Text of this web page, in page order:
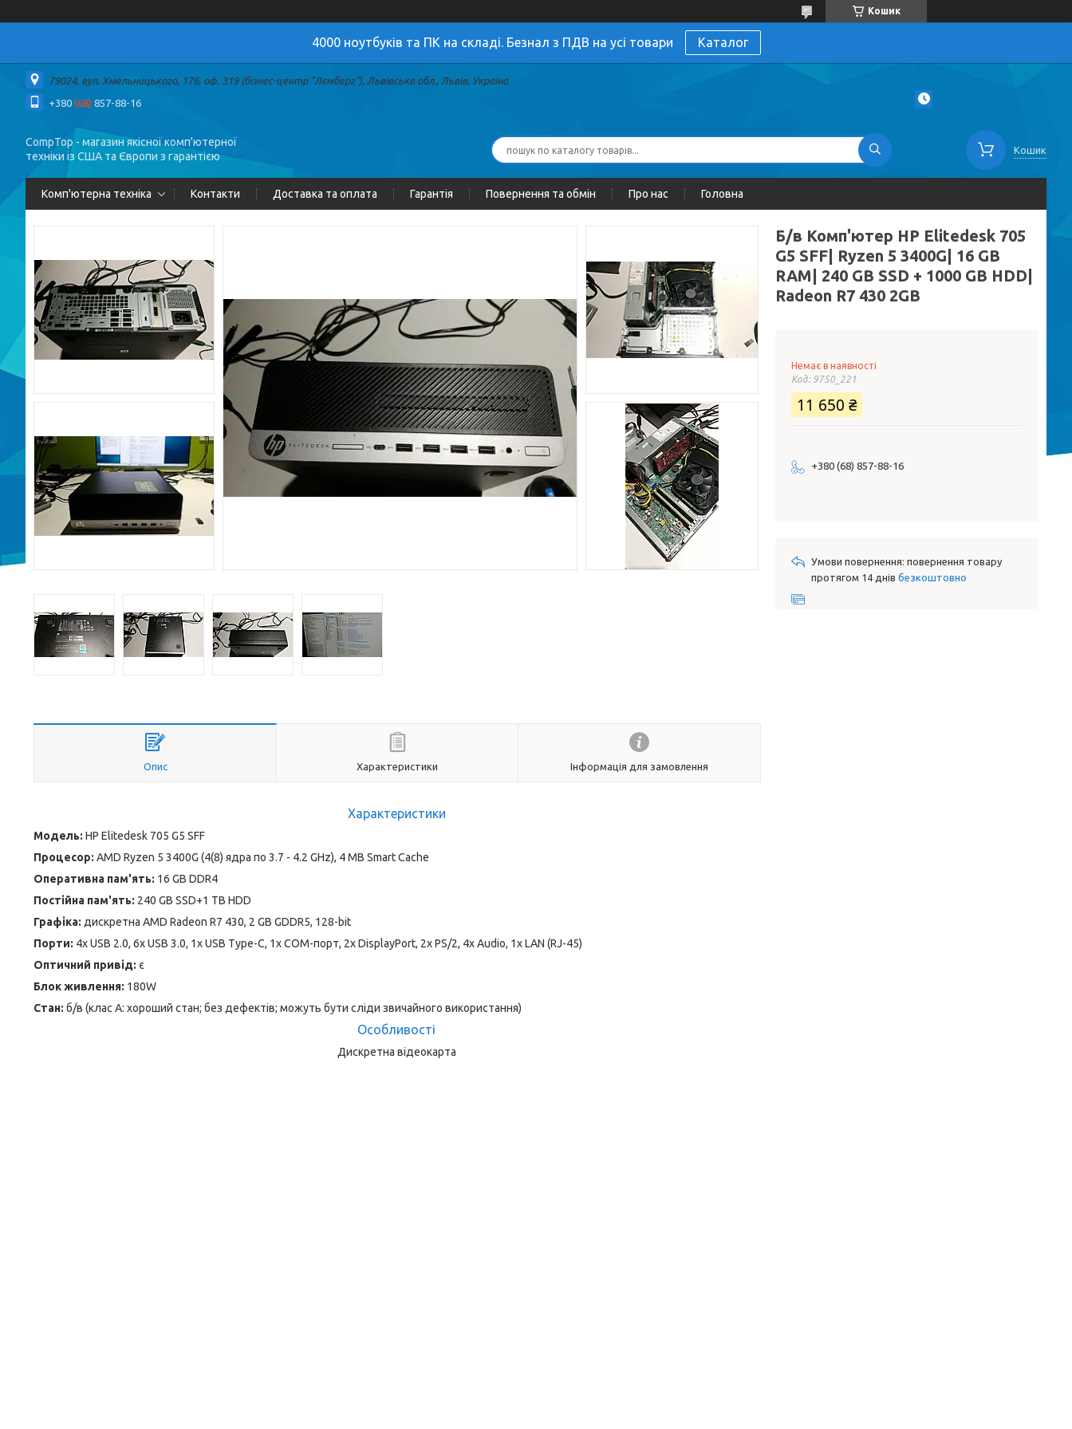
Кошик
4000 ноутбуків та ПК на складі. Безнал з ПДВ на усі товари Каталог
79024, вул. Хмельницького, 176, оф. 319 (бізнес-центр "Лємберг"), Львівська обл., Львів, Україна
+380 (68) 857-88-16
CompTop - магазин якісної комп'ютерної
техніки із США та Європи з гарантією
Кошик
Комп'ютерна техніка Контакти Доставка та оплата Гарантія Повернення та обмін Про нас Головна
Опис Характеристики Інформація для замовлення
Характеристики
Модель: HP Elitedesk 705 G5 SFF
Процесор: AMD Ryzen 5 3400G (4(8) ядра по 3.7 - 4.2 GHz), 4 MB Smart Cache
Оперативна пам'ять: 16 GB DDR4
Постійна пам'ять: 240 GB SSD+1 TB HDD
Графіка: дискретна AMD Radeon R7 430, 2 GB GDDR5, 128-bit
Порти: 4x USB 2.0, 6x USB 3.0, 1x USB Type-C, 1x COM-порт, 2x DisplayPort, 2x PS/2, 4x Audio, 1x LAN (RJ-45)
Оптичний привід: є
Блок живлення: 180W
Стан: б/в (клас А: хороший стан; без дефектів; можуть бути сліди звичайного використання)
Особливості
Дискретна відеокарта
Б/в Комп'ютер HP Elitedesk 705
G5 SFF| Ryzen 5 3400G| 16 GB
RAM| 240 GB SSD + 1000 GB HDD|
Radeon R7 430 2GB
Немає в наявності
Код: 9750_221
11 650 ₴
+380 (68) 857-88-16
повернення товару
протягом 14 днів безкоштовно